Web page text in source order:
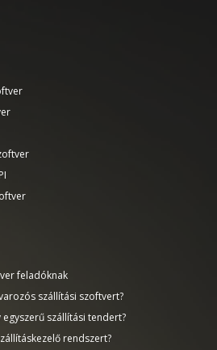
feladóknak
szállítási szoftvert?
szállítási tendert?
rendszert?